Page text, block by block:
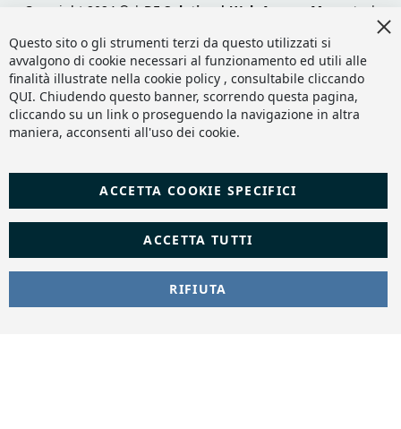
Copyright 2024 © | DF Solution | Web Agency Magento
|
Questo sito o gli strumenti terzi da questo utilizzati si
avvalgono di cookie necessari al funzionamento ed utili alle
finalità illustrate nella cookie policy , consultabile cliccando
QUI. Chiudendo questo banner, scorrendo questa pagina,
cliccando su un link o proseguendo la navigazione in altra
maniera, acconsenti all'uso dei cookie.
ACCETTA TUTTI
ACCETTA COOKIE SPECIFICI
RIFIUTA